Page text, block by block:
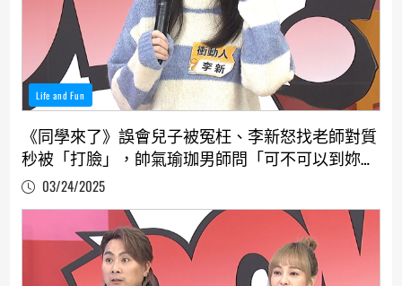
Life and Fun
《同學來了》誤會兒子被冤枉、李新怒找老師對質
秒被「打臉」，帥氣瑜珈男師問「可不可以到妳房
間睡」何妤玟羞曝答案
03/24/2025